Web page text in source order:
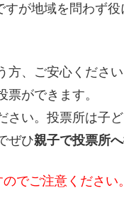
が地域を問わず役
方、ご安心くださ
ができます。
さい。投票所は子
ぜひ親子で投票所
でご注意ください。